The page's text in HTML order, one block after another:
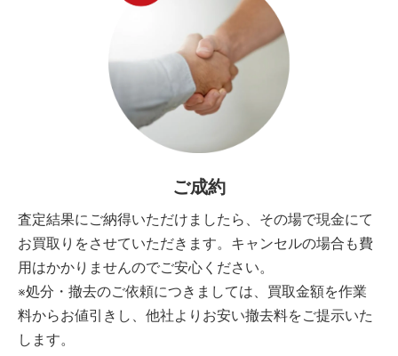
ご成約
査定結果にご納得いただけましたら、その場で現金にて
お買取りをさせていただきます。キャンセルの場合も費
用はかかりませんのでご安心ください。
※処分・撤去のご依頼につきましては、買取金額を作業
料からお値引きし、他社よりお安い撤去料をご提示いた
します。